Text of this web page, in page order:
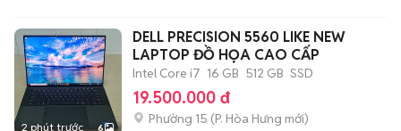
2 phút trước 6
DELL PRECISION 5560 LIKE NEW
LAPTOP ĐỒ HỌA CAO CẤP
Intel Core i7 16 GB 512 GB SSD
19.500.000 đ
Phường 15 (P. Hòa Hưng mới)